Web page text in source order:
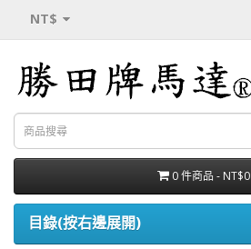
NT$
0 件商品 - NT$0
目錄(按右邊展開)